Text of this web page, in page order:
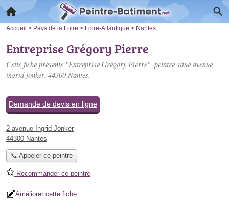
Accueil > Pays de la Loire > Loire-Atlantique > Nantes
Entreprise Grégory Pierre
Cette fiche présente "Entreprise Grégory Pierre", peintre situé avenue
ingrid jonker, 44300 Nantes.
Demande de devis en ligne
2 avenue Ingrid Jonker
44300 Nantes
📞 Appeler ce peintre
Recommander ce peintre
Améliorer cette fiche